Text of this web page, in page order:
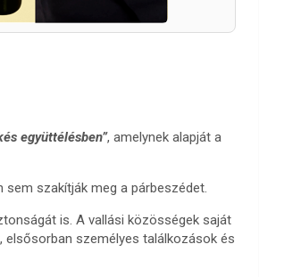
együttélésben”, amelynek alapját a
szakítják meg a párbeszédet.
is. A vallási közösségek saját
elsősorban személyes találkozások és